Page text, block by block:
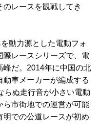
レースを観戦してき
動力源とした電動フォ
際レースシリーズで、電
峰だ。2014年に中国の北
車メーカーが編成する
らぬ走行音が小さい電動
ら市街地での運営が可能
明での公道レースが初め